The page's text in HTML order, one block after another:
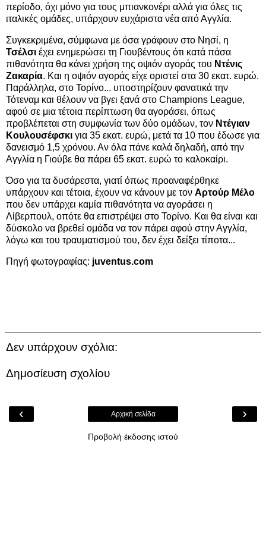
περίοδο, όχι μόνο για τους μπιανκονέρι αλλά για όλες τις
ιταλικές ομάδες, υπάρχουν ευχάριστα νέα από Αγγλία.
Συγκεκριμένα, σύμφωνα με όσα γράφουν στο Νησί, η
Τσέλσι έχει ενημερώσει τη Γιουβέντους ότι κατά πάσα
πιθανότητα θα κάνει χρήση της οψιόν αγοράς του Ντένις
Ζακαρία. Και η οψιόν αγοράς είχε οριστεί στα 30 εκατ. ευρώ.
Παράλληλα, στο Τορίνο... υποστηρίζουν φανατικά την
Τότεναμ και θέλουν να βγει ξανά στο Champions League,
αφού σε μια τέτοια περίπτωση θα αγοράσει, όπως
προβλέπεται στη συμφωνία των δύο ομάδων, τον Ντέγιαν
Κουλουσέφσκι για 35 εκατ. ευρώ, μετά τα 10 που έδωσε για
δανεισμό 1,5 χρόνου. Αν όλα πάνε καλά δηλαδή, από την
Αγγλία η Γιούβε θα πάρει 65 εκατ. ευρώ το καλοκαίρι.
Όσο για τα δυσάρεστα, γιατί όπως προαναφέρθηκε
υπάρχουν και τέτοια, έχουν να κάνουν με τον Αρτούρ Μέλο
που δεν υπάρχει καμία πιθανότητα να αγοράσει η
Λίβερπουλ, οπότε θα επιστρέψει στο Τορίνο. Και θα είναι και
δύσκολο να βρεθεί ομάδα να τον πάρει αφού στην Αγγλία,
λόγω και του τραυματισμού του, δεν έχει δείξει τίποτα...
Πηγή φωτογραφίας: juventus.com
Δεν υπάρχουν σχόλια:
Δημοσίευση σχολίου
‹ ›
Αρχική σελίδα
Προβολή έκδοσης ιστού